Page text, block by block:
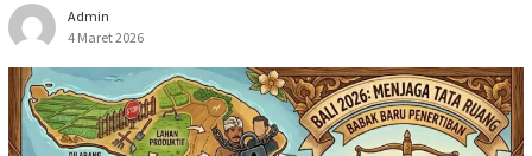
Admin
4 Maret 2026